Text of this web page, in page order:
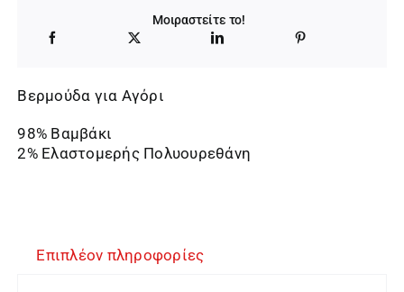
26,00 €.
είναι:
16,90 €.
Μοιραστείτε το!
Βερμούδα για Αγόρι
98% Βαμβάκι
2% Ελαστομερής Πολυουρεθάνη
Επιπλέον πληροφορίες